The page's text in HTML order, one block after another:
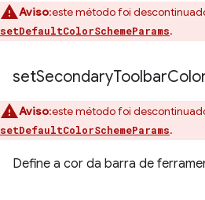
Aviso:este método foi
setDefaultColorSchemeParams.
setSecondaryToolbar
Aviso:este método foi
setDefaultColorSchemeParams.
Define a cor da barra de